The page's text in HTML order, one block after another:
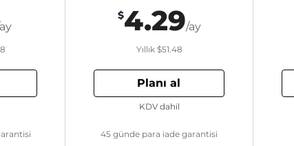
$4.29/ay
Yıllık $51.48
Planı al
45 günde para iade garantisi
KDV dahil